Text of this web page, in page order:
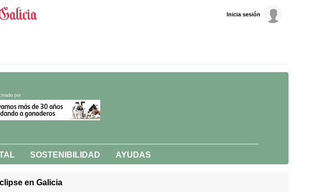
Inicia sesión
por
SOSTENIBILIDAD AYUDAS
en Galicia